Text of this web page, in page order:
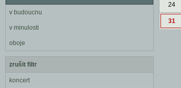
v budoucnu
v minulosti
oboje
zrušit filtr
koncert
24
31